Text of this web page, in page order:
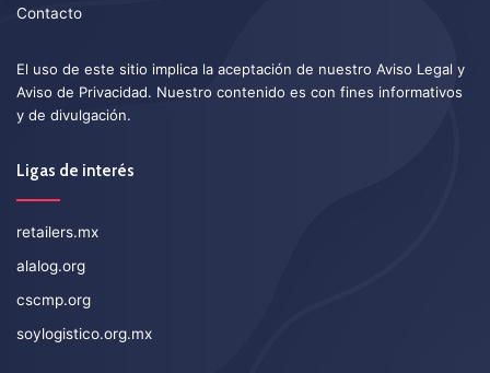
Contacto
El uso de este sitio implica la aceptación de nuestro Aviso Legal y
Aviso de Privacidad. Nuestro contenido es con fines informativos
y de divulgación.
Ligas de interés
retailers.mx
alalog.org
cscmp.org
soylogistico.org.mx